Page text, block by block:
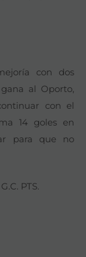
con dos
al Oporto,
con el
14 goles en
para que no
PTS.